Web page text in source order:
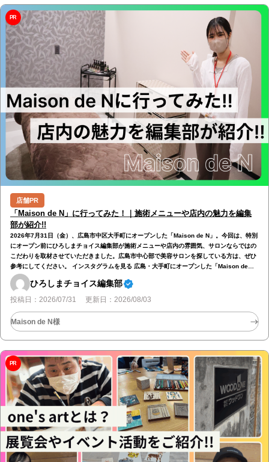
PR
店舗PR
「Maison de N」に行ってみた！｜施術メニューや店内の魅力を編集
部が紹介!!
2026年7月31日（金）、広島市中区大手町にオープンした「Maison de N」。今回は、特別
にオープン前にひろしまチョイス編集部が施術メニューや店内の雰囲気、サロンならではの
こだわりを取材させていただきました。広島市中心部で美容サロンを探している方は、ぜひ
参考にしてください。 インスタグラムを見る 広島・大手町にオープンした「Maison de
N」 2026年7月31日、広島市中区大手町にエステティックサロン「Maison de N」がオープ
ンしました。広島電鉄・鷹野橋電停から徒歩圏内にあり、仕事帰りや買い物の合間にも立ち
寄りやすい立地です。「巡りを整え、本来の美しさを育む」をコンセプ…
ひろしまチョイス編集部
投稿日：2026/07/31 更新日：2026/08/03
Maison de N様
PR